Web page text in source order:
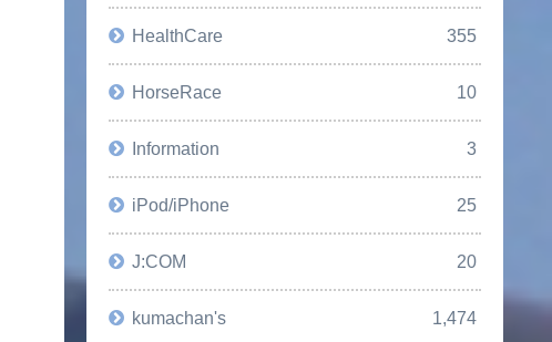
HealthCare 355
HorseRace 10
Information 3
iPod/iPhone 25
J:COM 20
kumachan's 1,474